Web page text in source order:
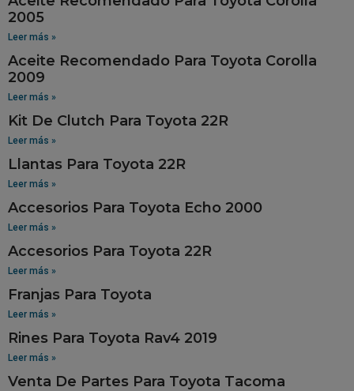
2005
Leer más »
Aceite Recomendado Para Toyota Corolla
2009
Leer más »
Kit De Clutch Para Toyota 22R
Leer más »
Llantas Para Toyota 22R
Leer más »
Accesorios Para Toyota Echo 2000
Leer más »
Accesorios Para Toyota 22R
Leer más »
Franjas Para Toyota
Leer más »
Rines Para Toyota Rav4 2019
Leer más »
Venta De Partes Para Toyota Tacoma